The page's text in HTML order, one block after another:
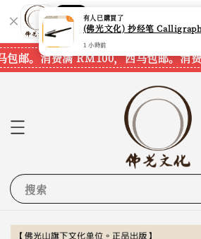
Shopping: 追踪您的订单
您信赖的商店
邮。 消费满 RM100，西马包邮。消费
搜索
有人已購買了
1 小時前